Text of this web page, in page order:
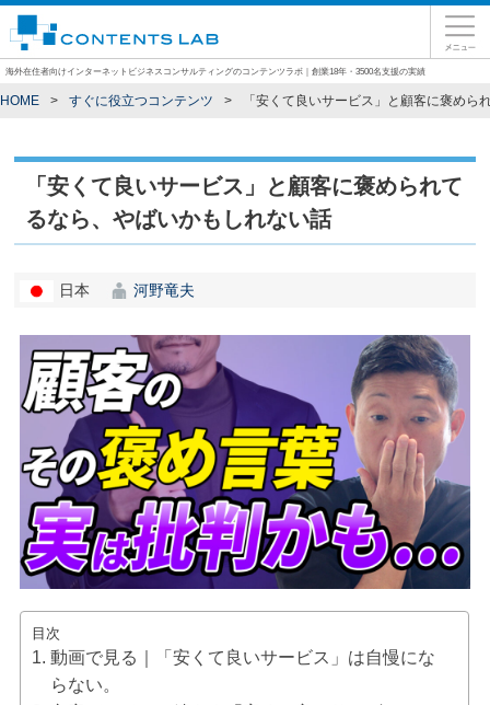
海外在住者向けインターネットビジネスコンサルティングのコンテンツラボ｜創業18年・3500名支援の実績
HOME すぐに役立つコンテンツ 「安くて良いサービス」と顧客に褒めら
「安くて良いサービス」と顧客に褒められて
るなら、やばいかもしれない話
日本 河野竜夫
目次
動画で見る｜「安くて良いサービス」は自慢にな
らない。